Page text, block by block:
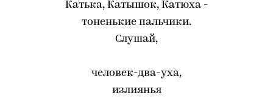
Катька, Катышок, Катюха -
тоненькие пальчики.
Слушай,
человек-два-уха,
излиянья